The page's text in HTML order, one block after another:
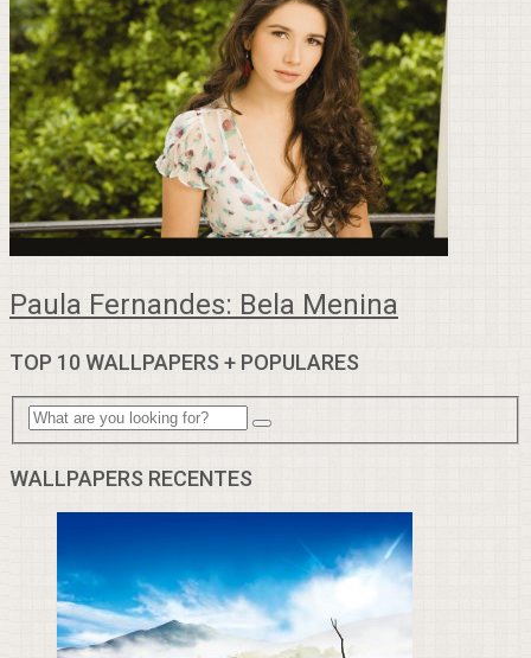
Paula Fernandes: Bela Menina
TOP 10 WALLPAPERS + POPULARES
WALLPAPERS RECENTES